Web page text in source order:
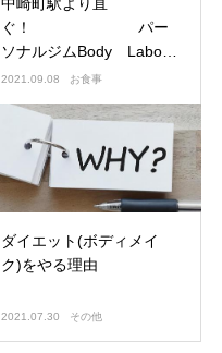
ぐ！ パー
ソナルジムBody Labo
I （ボディラボ アイ）
2021.09.08 お食事
ダイエット(ボディメイ
ク)をやる理由
2021.07.30 その他